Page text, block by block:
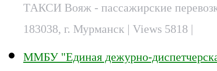
ТАКСИ Вояж - пассажирские
183038, г. Мурманск | Views 5818 |
ММБУ "Единая дежурно-